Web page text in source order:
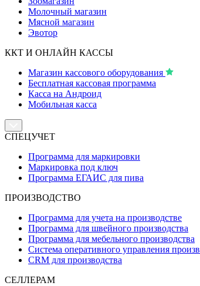
Молочный магазин
Мясной магазин
Эвотор
ККТ И ОНЛАЙН КАССЫ
Магазин кассового оборудования
Бесплатная кассовая программа
Касса на Андроид
Мобильная касса
СПЕЦУЧЕТ
Программа для маркировки
Маркировка под ключ
Программа ЕГАИС для пива
ПРОИЗВОДСТВО
Программа для учета на производстве
Программа для швейного производства
Программа для мебельного производства
Система оперативного управления
CRM для производства
СЕЛЛЕРАМ